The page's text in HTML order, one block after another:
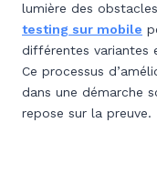
lumière des
testing sur mobile
différentes variantes
Ce processus
dans une démarche
repose sur la preuve.